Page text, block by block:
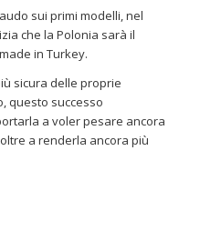
sui primi modelli, nel
che la Polonia sarà il
in Turkey.
sicura delle proprie
questo successo
a voler pesare ancora
a renderla ancora più